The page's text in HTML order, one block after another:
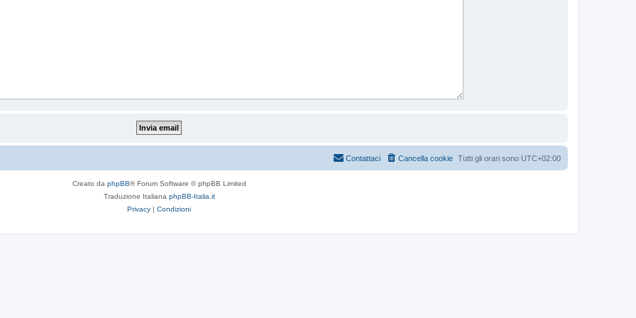
Tutti gli orari sono UTC+02:00
Cancella cookie
Contattaci
Creato da phpBB® Forum Software © phpBB Limited
Traduzione Italiana phpBB-Italia.it
Privacy | Condizioni